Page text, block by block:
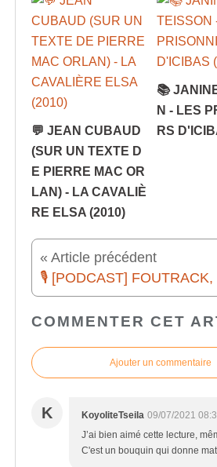
💬 JEAN CUBAUD
(SUR UN TEXTE D
E PIERRE MAC OR
LAN) - LA CAVALIÈ
RE ELSA (2010)
📚
N - LES
RS
« Article précédent
COMMENTER CET
Ajouter un commentaire
K KoyoliteTseila 09/07/2021
J’ai bien aimé cette lecture,
C'est un bouquin qui donne